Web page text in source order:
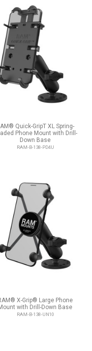
Quick-GripT XL Spring-
Phone Mount with Drill-
Down Base
RAM-B-138-PD4U
X-Grip® Large Phone
with Drill-Down Base
RAM-B-138-UN10